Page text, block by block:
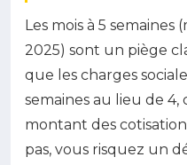
Les mois à 5 semaines
2025) sont un piège
que les charges
semaines au lieu de
montant des
pas, vous risquez un